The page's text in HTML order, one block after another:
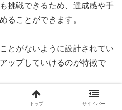
挑戦できるため、達成感や手
ることができます。
とがないように設計されてい
ップしていけるのが特徴で
ことで新鮮さがあり、飽きる
トップ サイドバー